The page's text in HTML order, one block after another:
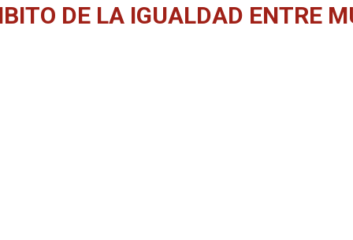
DE LA IGUALDAD ENTRE